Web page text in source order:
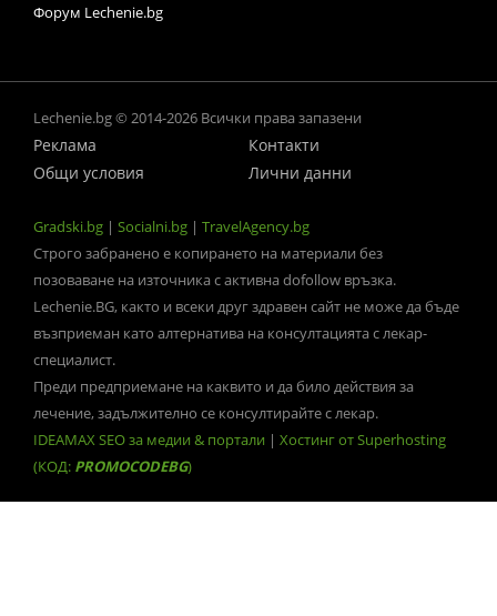
Форум Lechenie.bg
Lechenie.bg © 2014-2026 Всички права запазени
Реклама
Контакти
Общи условия
Лични данни
Gradski.bg | Socialni.bg | TravelAgency.bg
Строго забранено е копирането на материали без
позоваване на източника с активна dofollow връзка.
Lechenie.BG, както и всеки друг здравен сайт не може да бъде
възприеман като алтернатива на консултацията с лекар-
специалист.
Преди предприемане на каквито и да било действия за
лечение, задължително се консултирайте с лекар.
IDEAMAX SEO за медии & портали | Хостинг от Superhosting
(КОД: PROMOCODEBG)